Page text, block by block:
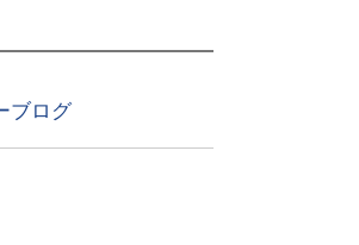
ブログ